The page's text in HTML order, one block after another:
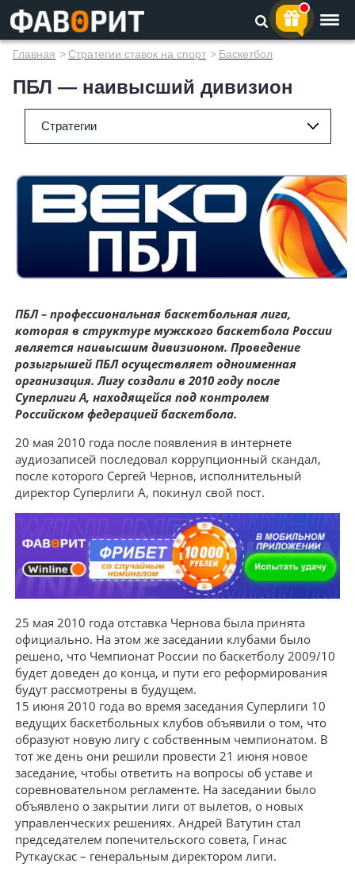
Главная > Стратегии ставок на спорт > Баскетбол
ПБЛ — наивысший дивизион
Стратегии
ПБЛ – профессиональная баскетбольная лига,
которая в структуре мужского баскетбола России
является наивысшим дивизионом. Проведение
розыгрышей ПБЛ осуществляет одноименная
организация. Лигу создали в 2010 году после
Суперлиги А, находящейся под контролем
Российском федерацией баскетбола.
20 мая 2010 года после появления в интернете
аудиозаписей последовал коррупционный скандал,
после которого Сергей Чернов, исполнительный
директор Суперлиги А, покинул свой пост.
25 мая 2010 года отставка Чернова была принята
официально. На этом же заседании клубами было
решено, что Чемпионат России по баскетболу 2009/10
будет доведен до конца, и пути его реформирования
будут рассмотрены в будущем.
15 июня 2010 года во время заседания Суперлиги 10
ведущих баскетбольных клубов объявили о том, что
образуют новую лигу с собственным чемпионатом. В
тот же день они решили провести 21 июня новое
заседание, чтобы ответить на вопросы об уставе и
соревновательном регламенте. На заседании было
объявлено о закрытии лиги от вылетов, о новых
управленческих решениях. Андрей Ватутин стал
председателем попечительского совета, Гинас
Руткаускас – генеральным директором лиги.